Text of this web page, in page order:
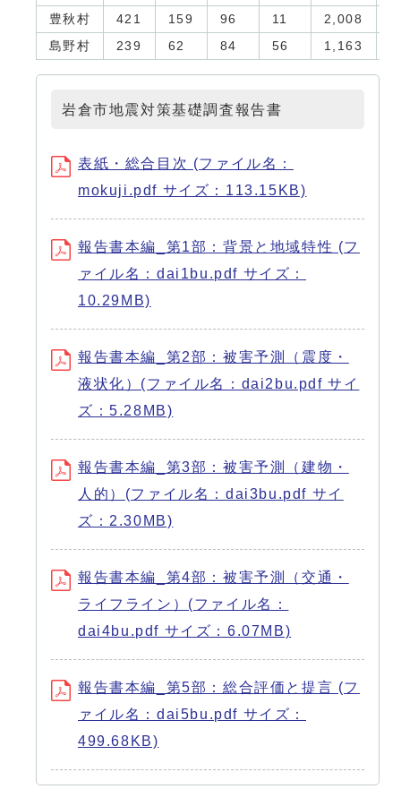
豊秋村
421 159 96 11 2,008
島野村
239 62 84 56 1,163
岩倉市地震対策基礎調査報告書
表紙・総合目次 (ファイル名：
mokuji.pdf サイズ：113.15KB)
報告書本編_第1部：背景と地域特性 (フ
ァイル名：dai1bu.pdf サイズ：
10.29MB)
報告書本編_第2部：被害予測（震度・
液状化）(ファイル名：dai2bu.pdf サイ
ズ：5.28MB)
報告書本編_第3部：被害予測（建物・
人的）(ファイル名：dai3bu.pdf サイ
ズ：2.30MB)
報告書本編_第4部：被害予測（交通・
ライフライン）(ファイル名：
dai4bu.pdf サイズ：6.07MB)
報告書本編_第5部：総合評価と提言 (フ
ァイル名：dai5bu.pdf サイズ：
499.68KB)